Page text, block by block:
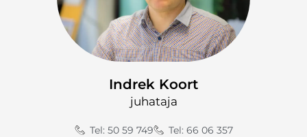
Indrek Koort
juhataja
Tel: 50 59 749
Tel: 66 06 357